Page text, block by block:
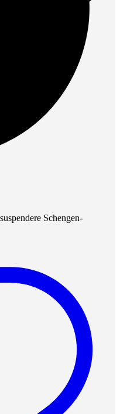
Schengen-